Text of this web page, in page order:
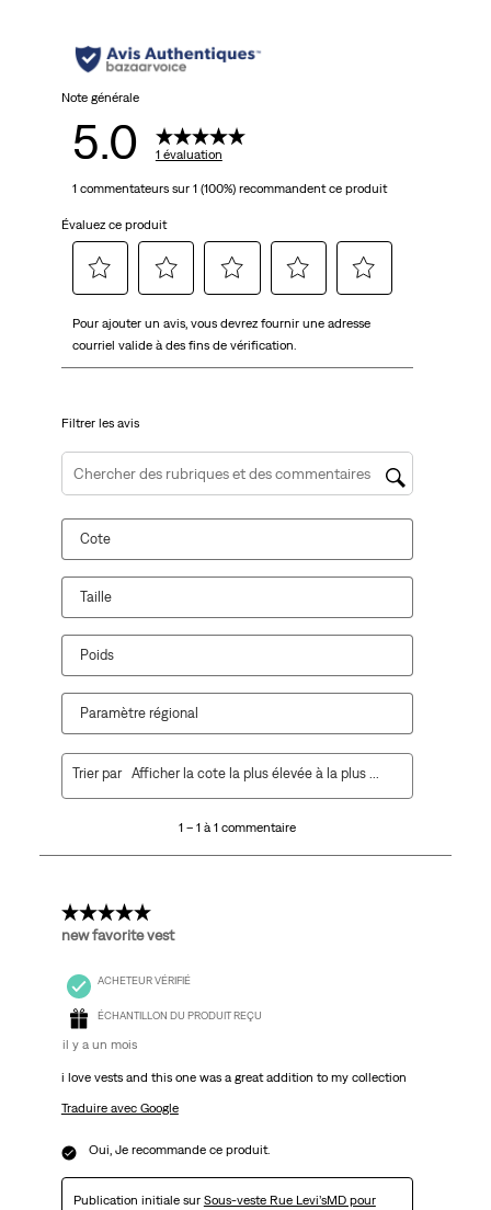
Note générale
5.0 1 évaluation
1 commentateurs sur 1 (100%) recommandent ce produit
Évaluez ce produit
pour
évaluer
1
étoile.
Cette
action
ouvrira
le
formulaire
de
soumission.
pour
évaluer
2
étoiles.
Cette
action
ouvrira
formulaire
soumission.
pour
évaluer
étoiles.
Cette
action
ouvrira
formulaire
soumission.
pour
évaluer
étoiles.
Cette
action
ouvrira
formulaire
soumission.
pour
étoiles.
Cette
action
ouvrira
formulaire
soumission.
Pour ajouter un avis, vous devrez fournir une adresse
courriel valide à des fins de vérification.
Filtrer les avis
Zone de recherche de sujet et d'avis
Cote
Taille
Poids
Paramètre régional
1
1 – 1 à 1 commentaire
Trier par Afficher la cote la plus élevée à la plus faible
5 étoile(s) sur 5.
new favorite vest
ACHETEUR VÉRIFIÉ
ÉCHANTILLON DU PRODUIT REÇU
il y a un mois
i love vests and this one was a great addition to my collection
Traduire avec Google
Oui, Je recommande ce produit.
Publication initiale sur Sous-veste Rue Levi’sMD pour